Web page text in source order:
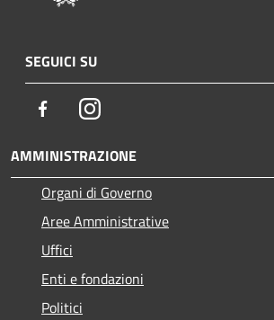
SEGUICI SU
FacebookInstagram
AMMINISTRAZIONE
Organi di Governo
Aree Amministrative
Uffici
Enti e fondazioni
Politici